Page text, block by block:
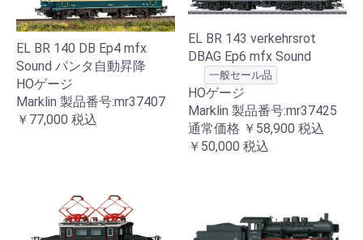
EL BR 140 DB Ep4 mfx
Sound パンタ自動昇降
HOゲージ
Marklin 製品番号:mr37407
￥77,000 税込
EL BR 143 verkehrsrot
DBAG Ep6 mfx Sound
一般セール品
HOゲージ
Marklin 製品番号:mr37425
通常価格 ￥58,900 税込
￥50,000 税込